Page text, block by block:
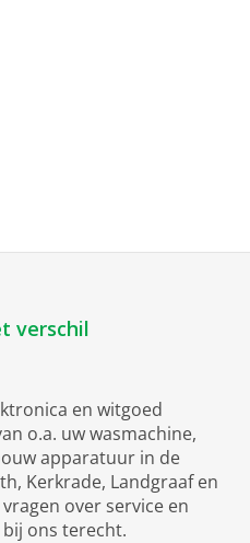
verschil
en witgoed
o.a. uw wasmachine,
apparatuur in de
Kerkrade, Landgraaf en
over service en
ons terecht.